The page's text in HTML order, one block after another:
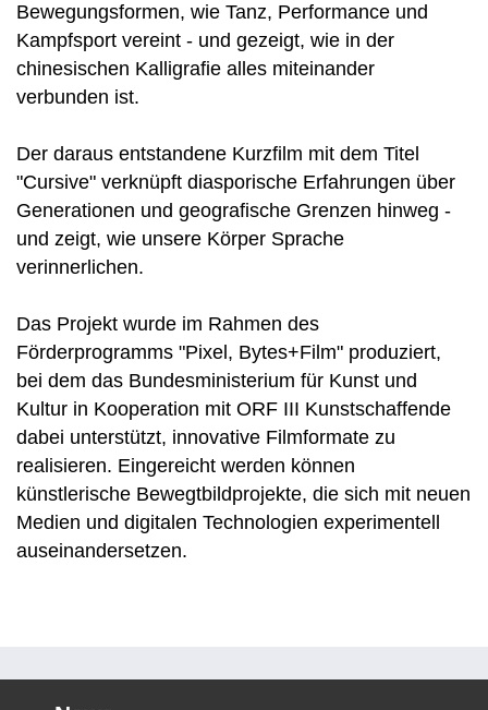
Bewegungsformen, wie Tanz, Performance und
Kampfsport vereint - und gezeigt, wie in der
chinesischen Kalligrafie alles miteinander
verbunden ist.
Der daraus entstandene Kurzfilm mit dem Titel
"Cursive" verknüpft diasporische Erfahrungen über
Generationen und geografische Grenzen hinweg -
und zeigt, wie unsere Körper Sprache
verinnerlichen.
Das Projekt wurde im Rahmen des
Förderprogramms "Pixel, Bytes+Film" produziert,
bei dem das Bundesministerium für Kunst und
Kultur in Kooperation mit ORF III Kunstschaffende
dabei unterstützt, innovative Filmformate zu
realisieren. Eingereicht werden können
künstlerische Bewegtbildprojekte, die sich mit neuen
Medien und digitalen Technologien experimentell
auseinandersetzen.